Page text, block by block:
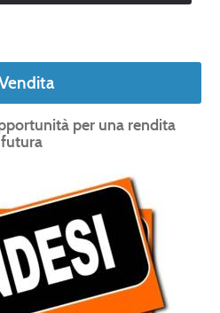
per una rendita
futura